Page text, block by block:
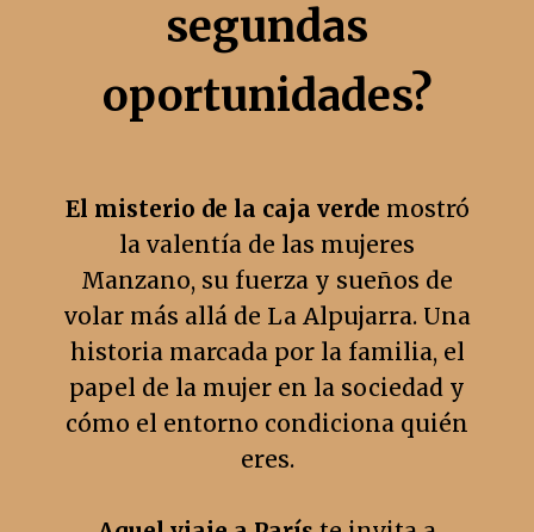
segundas
oportunidades?
El misterio de la caja verde mostró
la valentía de las mujeres
Manzano, su fuerza y sueños de
volar más allá de La Alpujarra. Una
historia marcada por la familia, el
papel de la mujer en la sociedad y
cómo el entorno condiciona quién
eres.